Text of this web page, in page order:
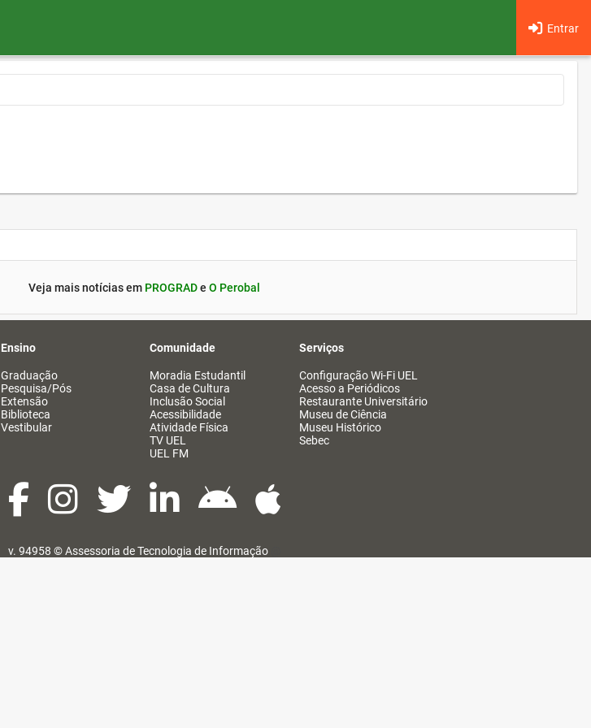
Entrar
Veja mais notícias em PROGRADe O Perobal
Ensino
Graduação
Pesquisa/Pós
Extensão
Biblioteca
Vestibular
Comunidade
Moradia Estudantil
Casa de Cultura
Inclusão Social
Acessibilidade
Atividade Física
TV UEL
UEL FM
Serviços
Configuração Wi-Fi UEL
Acesso a Periódicos
Restaurante Universitário
Museu de Ciência
Museu Histórico
Sebec
v. 94958 ©Assessoria de Tecnologia de Informação